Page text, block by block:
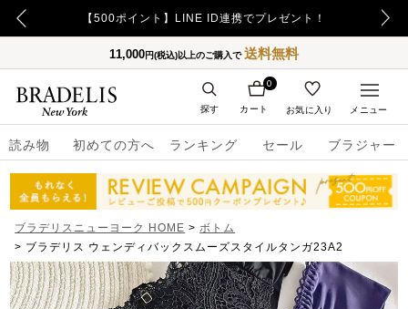
【毎日更新】BRADELIS BEST SELLER
11,000円(税込)以上のご購入で送料無料
読み物 初めての方へ ランキング セール ブラジャー
カート
0
お気に入り
探す メニュー
ブラデリスニューヨーク HOME
ボトム
ブラデリス ウェンディバックスムーズスタイルタンガ23A2